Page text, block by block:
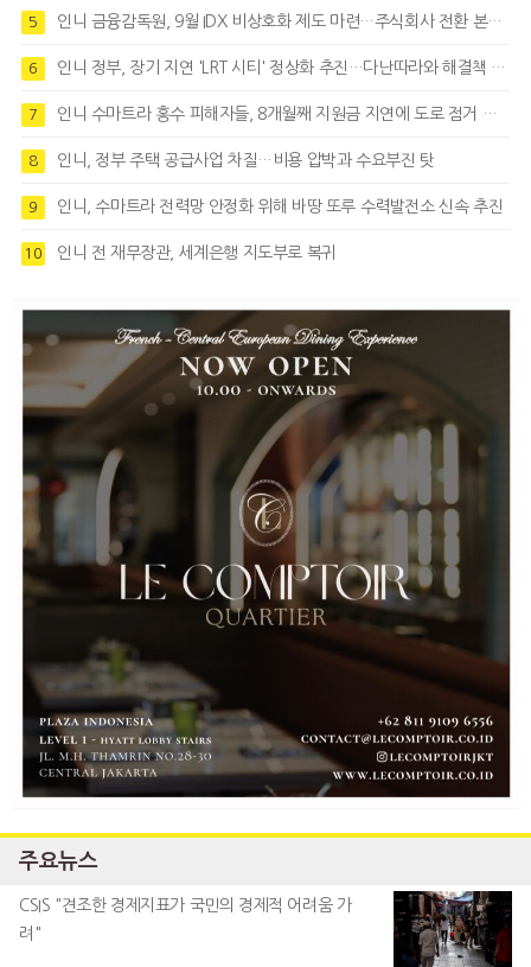
5 인니 금융감독원, 9월 IDX 비상호화 제도 마련…주식회사 전환 본격화
6 인니 정부, 장기 지연 'LRT 시티' 정상화 추진…다난따라와 해결책 모색
7 인니 수마트라 홍수 피해자들, 8개월째 지원금 지연에 도로 점거 시위
8 인니, 정부 주택 공급사업 차질…비용 압박과 수요부진 탓
9 인니, 수마트라 전력망 안정화 위해 바땅 또루 수력발전소 신속 추진
10 인니 전 재무장관, 세계은행 지도부로 복귀
주요뉴스
CSIS "견조한 경제지표가 국민의 경제적 어려움 가
려"